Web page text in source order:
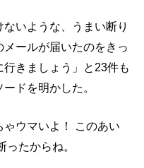
いような、うまい断り
ールが届いたのをきっ
きましょう」と23件も
ドを明かした。
ウマいよ！ このあい
たからね。